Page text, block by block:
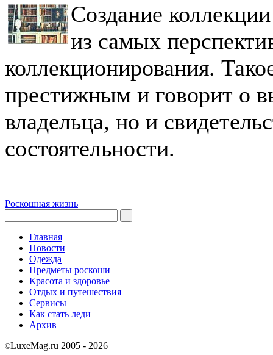
Создание
из самых
коллекционирования.
престижным и говорит о
владельца, но и
состоятельности.
Роскошная жизнь
Главная
Новости
Одежда
Предметы роскоши
Красота и здоровье
Отдых и путешествия
Сервисы
Как стать леди
Архив
©LuxeMag.ru 2005 - 2026